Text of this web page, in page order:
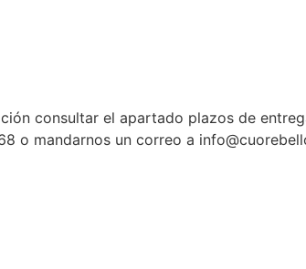
consultar el apartado plazos de
o mandarnos un correo a